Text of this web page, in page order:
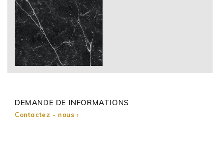
DEMANDE DE INFORMATIONS
Contactez - nous ›